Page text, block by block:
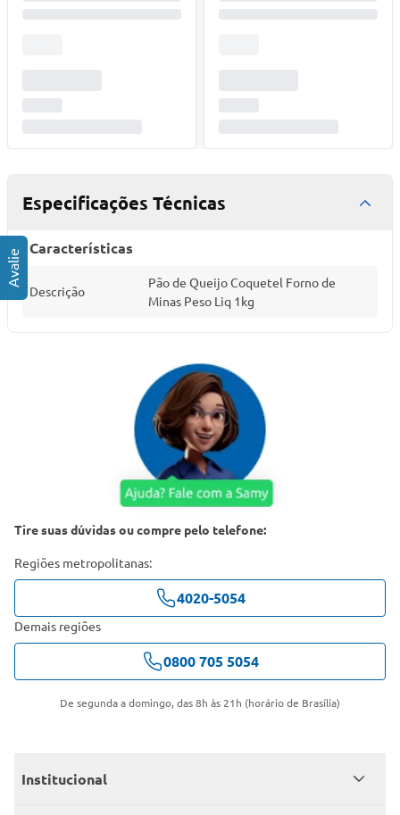
Especificações Técnicas
Características
Descrição
Pão de Queijo Coquetel Forno de
Minas Peso Liq 1kg
Tire suas dúvidas ou compre pelo telefone:
Regiões metropolitanas:
4020-5054
Demais regiões
0800 705 5054
De segunda a domingo, das 8h às 21h (horário de Brasília)
Institucional